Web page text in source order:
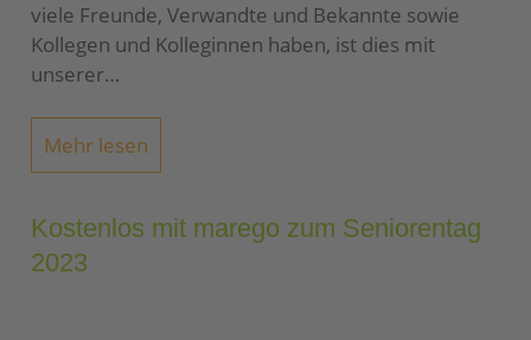
viele Freunde, Verwandte und Bekannte sowie
Kollegen und Kolleginnen haben, ist dies mit
unserer…
Mehr lesen
Kostenlos mit marego zum Seniorentag
2023